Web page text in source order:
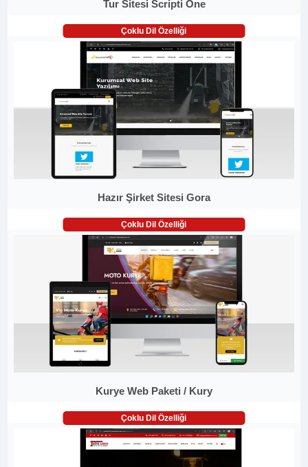
Tur Sitesi Scripti One
Çoklu Dil Özelliği
Hazır Şirket Sitesi Gora
Çoklu Dil Özelliği
Kurye Web Paketi / Kury
Çoklu Dil Özelliği